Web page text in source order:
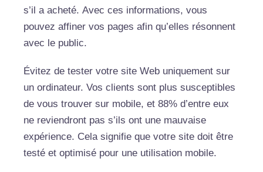
s’il a acheté. Avec ces informations, vous
pouvez affiner vos pages afin qu’elles résonnent
avec le public.
Évitez de tester votre site Web uniquement sur
un ordinateur. Vos clients sont plus susceptibles
de vous trouver sur mobile, et 88% d’entre eux
ne reviendront pas s’ils ont une mauvaise
expérience. Cela signifie que votre site doit être
testé et optimisé pour une utilisation mobile.